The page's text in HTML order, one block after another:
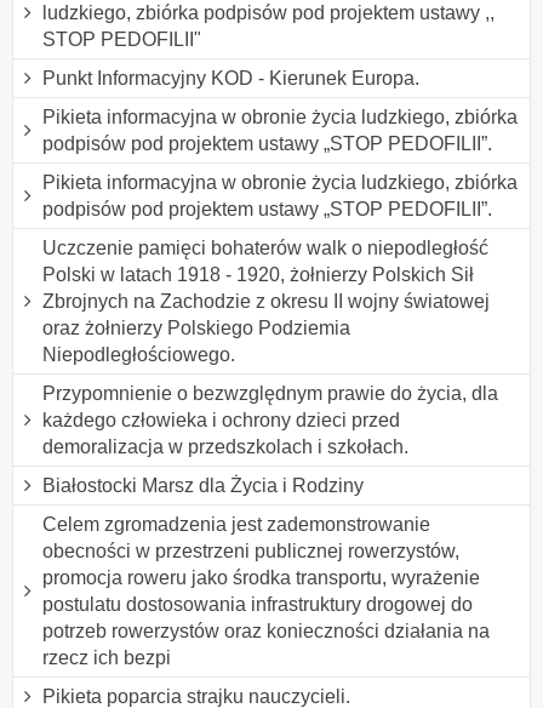
ludzkiego, zbiórka podpisów pod projektem ustawy ,,
STOP PEDOFILII"
Punkt Informacyjny KOD - Kierunek Europa.
Pikieta informacyjna w obronie życia ludzkiego, zbiórka
podpisów pod projektem ustawy „STOP PEDOFILII”.
Pikieta informacyjna w obronie życia ludzkiego, zbiórka
podpisów pod projektem ustawy „STOP PEDOFILII”.
Uczczenie pamięci bohaterów walk o niepodległość
Polski w latach 1918 - 1920, żołnierzy Polskich Sił
Zbrojnych na Zachodzie z okresu II wojny światowej
oraz żołnierzy Polskiego Podziemia
Niepodległościowego.
Przypomnienie o bezwzględnym prawie do życia, dla
każdego człowieka i ochrony dzieci przed
demoralizacja w przedszkolach i szkołach.
Białostocki Marsz dla Życia i Rodziny
Celem zgromadzenia jest zademonstrowanie
obecności w przestrzeni publicznej rowerzystów,
promocja roweru jako środka transportu, wyrażenie
postulatu dostosowania infrastruktury drogowej do
potrzeb rowerzystów oraz konieczności działania na
rzecz ich bezpi
Pikieta poparcia strajku nauczycieli.